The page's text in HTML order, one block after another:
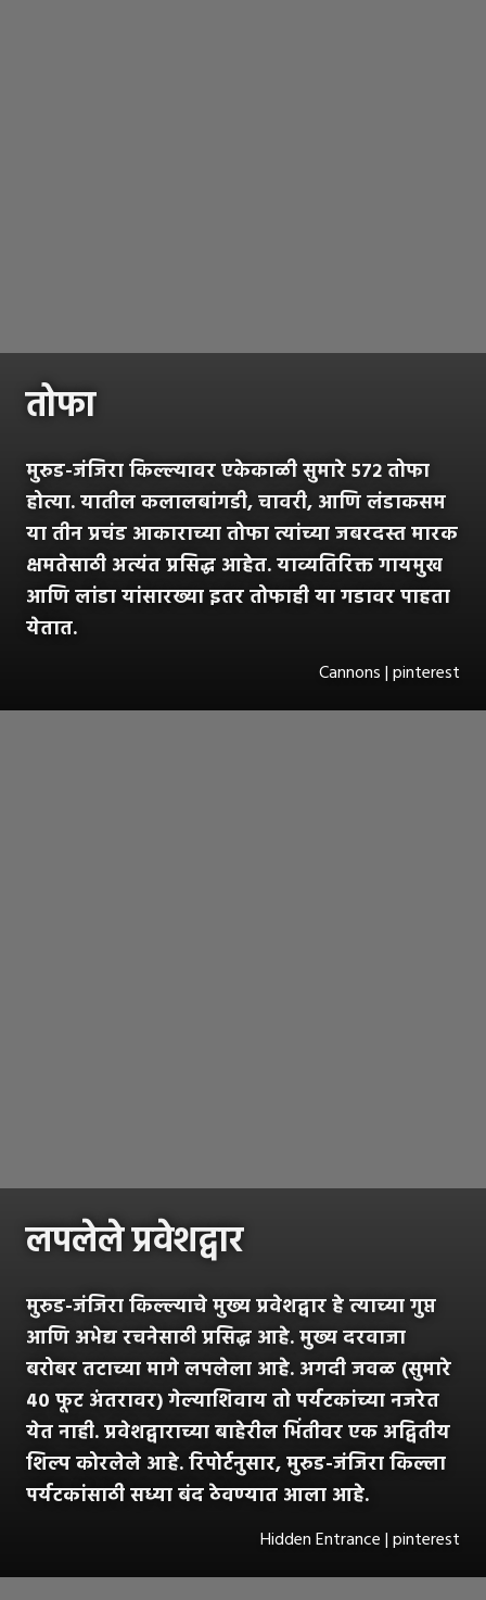
तोफा
मुरुड-जंजिरा किल्ल्यावर एकेकाळी सुमारे ५७२ तोफा
होत्या. यातील कलालबांगडी, चावरी, आणि लंडाकसम
या तीन प्रचंड आकाराच्या तोफा त्यांच्या जबरदस्त मारक
क्षमतेसाठी अत्यंत प्रसिद्ध आहेत. याव्यतिरिक्त गायमुख
आणि लांडा यांसारख्या इतर तोफाही या गडावर पाहता
येतात.
Cannons | pinterest
लपलेले प्रवेशद्वार
मुरुड-जंजिरा किल्ल्याचे मुख्य प्रवेशद्वार हे त्याच्या गुप्त
आणि अभेद्य रचनेसाठी प्रसिद्ध आहे. मुख्य दरवाजा
बरोबर तटाच्या मागे लपलेला आहे. अगदी जवळ (सुमारे
४० फूट अंतरावर) गेल्याशिवाय तो पर्यटकांच्या नजरेत
येत नाही. प्रवेशद्वाराच्या बाहेरील भिंतीवर एक अद्वितीय
शिल्प कोरलेले आहे. रिपोर्टनुसार, मुरुड-जंजिरा किल्ला
पर्यटकांसाठी सध्या बंद ठेवण्यात आला आहे.
Hidden Entrance | pinterest